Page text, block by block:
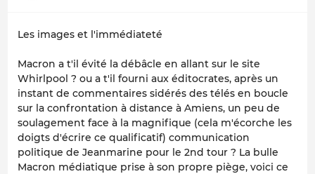
Les images et l'immédiateté
Macron a t'il évité la débâcle en allant sur le site
Whirlpool ? ou a t'il fourni aux éditocrates, après un
instant de commentaires sidérés des télés en boucle
sur la confrontation à distance à Amiens, un peu de
soulagement face à la magnifique (cela m'écorche les
doigts d'écrire ce qualificatif) communication
politique de Jeanmarine pour le 2nd tour ? La bulle
Macron médiatique prise à son propre piège, voici ce